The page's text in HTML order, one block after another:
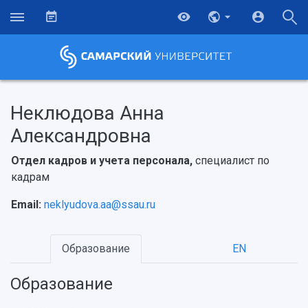
Об университете
Новости
Образование
Научно-исследовательская деятельность
Неклюдова Анна
Александровна
Отдел кадров и учета персонала, специалист по
кадрам
Email: neklyudova.aa@ssau.ru
Образование EN
Образование